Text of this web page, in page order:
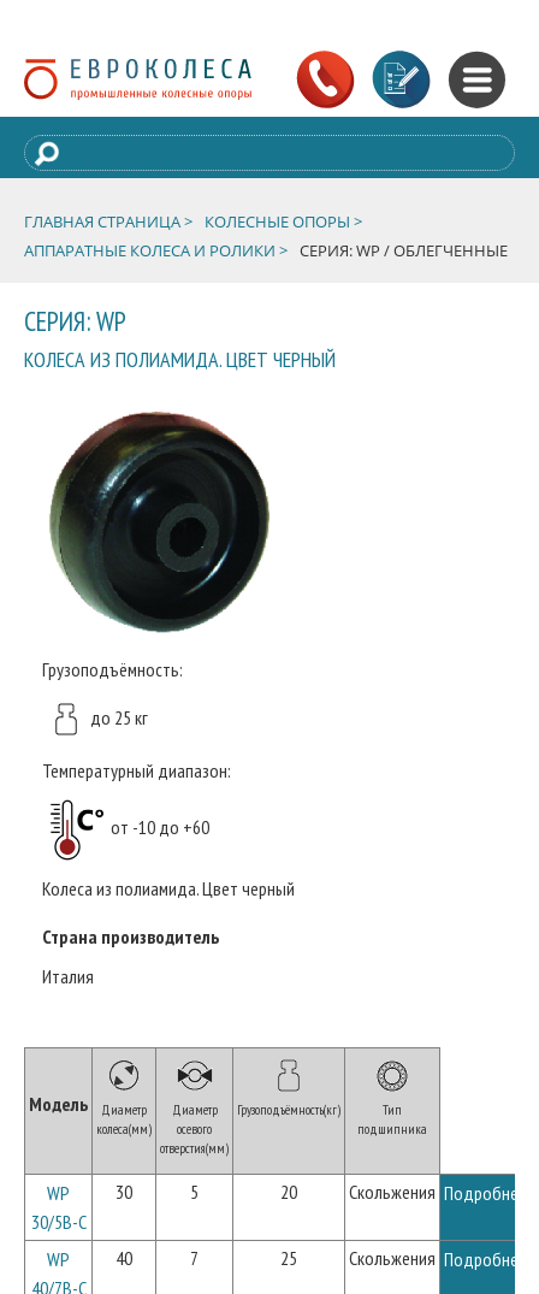
ГЛАВНАЯ СТРАНИЦА >
КОЛЕСНЫЕ ОПОРЫ >
АППАРАТНЫЕ КОЛЕСА И РОЛИКИ > СЕРИЯ: WP / ОБЛЕГЧЕННЫЕ
СЕРИЯ: WP
КОЛЕСА ИЗ ПОЛИАМИДА. ЦВЕТ ЧЕРНЫЙ
Грузоподъёмность:
до 25 кг
Температурный диапазон:
от -10 до +60
Колеса из полиамида. Цвет черный
Страна производитель
Италия
Модель
Диаметр
колеса(мм)
Диаметр
осевого
отверстия(мм)
Грузоподъёмность(кг)
Тип
подшипника
WP
30/5B-C
30 5 20 Скольжения Подробнее
WP
40/7B-C
40 7 25 Скольжения Подробнее